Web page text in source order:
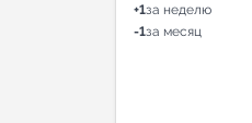
+1за неделю
-1за месяц